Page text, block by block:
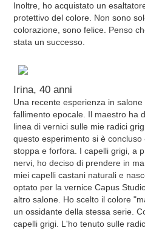
Inoltre, ho acquistato un
protettivo del colore. Non sono
colorazione, sono felice. Penso
stata un successo.
Irina, 40 anni
Una recente esperienza in
fallimento epocale. Il maestro ha
linea di vernici sulle mie radici
questo esperimento si è
stoppa e forfora. I capelli grigi, a
nervi, ho deciso di prendere in
miei capelli castani naturali e
optato per la vernice Capus
altro salone. Ho scelto il colore
un ossidante della stessa serie.
capelli grigi. L'ho tenuto sulle